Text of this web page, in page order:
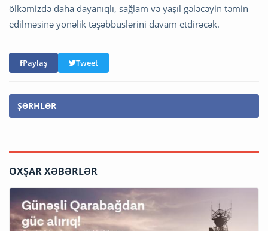
ölkəmizdə daha dayanıqlı, sağlam və yaşıl gələcəyin təmin
edilməsinə yönəlik təşəbbüslərini davam etdirəcək.
Paylaş Tweet
ŞƏRHLƏR
OXŞAR XƏBƏRLƏR